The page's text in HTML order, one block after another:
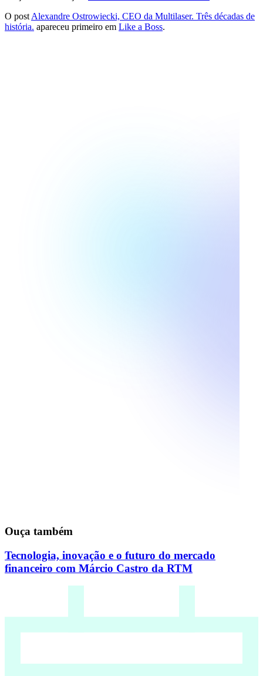
O post Alexandre Ostrowiecki, CEO da Multilaser. Três décadas de
história. apareceu primeiro em Like a Boss.
Ouça também
Tecnologia, inovação e o futuro do mercado
financeiro com Márcio Castro da RTM